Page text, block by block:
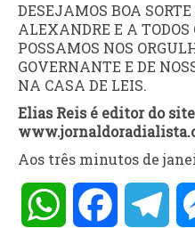
DESEJAMOS BOA
ALEXANDRE E A TODOS
POSSAMOS NOS
GOVERNANTE E DE
NA CASA DE LEIS.
Elias Reis é editor do
Aos três minutos de
WhatsAppFacebook